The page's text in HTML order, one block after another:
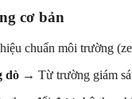
cơ bản
chuẩn môi trường
dò → Từ trường giám